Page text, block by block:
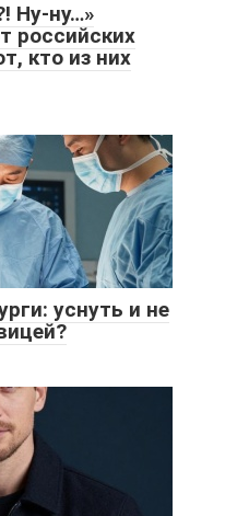
Ну-ну…»
российских
кто из них
уснуть и не